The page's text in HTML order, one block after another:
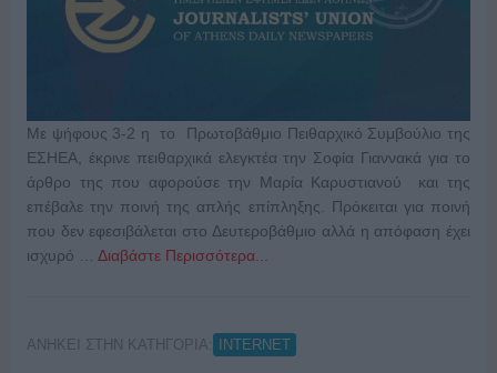
Με ψήφους 3-2 η το Πρωτοβάθμιο Πειθαρχικό Συμβούλιο της
ΕΣΗΕΑ, έκρινε πειθαρχικά ελεγκτέα την Σοφία Γιαννακά για το
άρθρο της που αφορούσε την Μαρία Καρυστιανού και της
επέβαλε την ποινή της απλής επίπληξης. Πρόκειται για ποινή
που δεν εφεσιβάλεται στο Δευτεροβάθμιο αλλά η απόφαση έχει
ισχυρό … Διαβάστε Περισσότερα...
ΑΝΗΚΕΙ ΣΤΗΝ ΚΑΤΗΓΟΡΙΑ: INTERNET